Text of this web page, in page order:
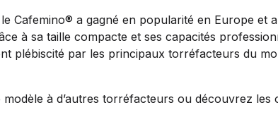
Cafemino® a gagné en popularité en Europe et
à sa taille compacte et ses capacités
plébiscité par les principaux torréfacteurs du
modèle à d’autres torréfacteurs ou découvrez les